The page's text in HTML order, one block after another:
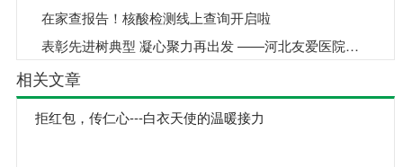
在家查报告！核酸检测线上查询开启啦
表彰先进树典型 凝心聚力再出发 ——河北友爱医院召开2018年度总结表彰大会
相关文章
拒红包，传仁心---白衣天使的温暖接力